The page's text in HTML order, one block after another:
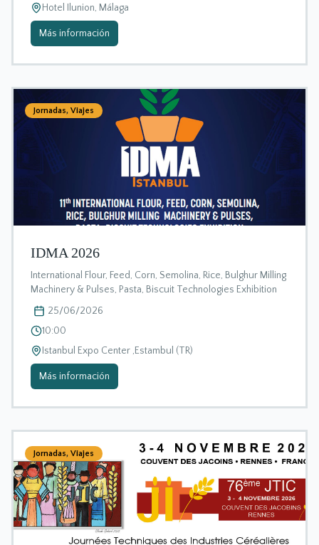
Hotel Ilunion, Málaga
Más información
Jornadas, Viajes
IDMA 2026
International Flour, Feed, Corn, Semolina, Rice, Bulghur Milling
Machinery & Pulses, Pasta, Biscuit Technologies Exhibition
25/06/2026
10:00
Istanbul Expo Center ,Estambul (TR)
Más información
Jornadas, Viajes